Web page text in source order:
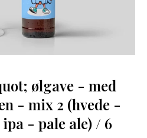
ølgave - med
- mix 2 (hvede -
- pale ale) / 6